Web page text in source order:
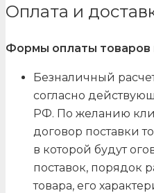
Оплата и
Формы оплаты товаров
Безналичный
согласно
РФ. По желанию
договор поставки
в которой будут
поставок, порядок
товара, его